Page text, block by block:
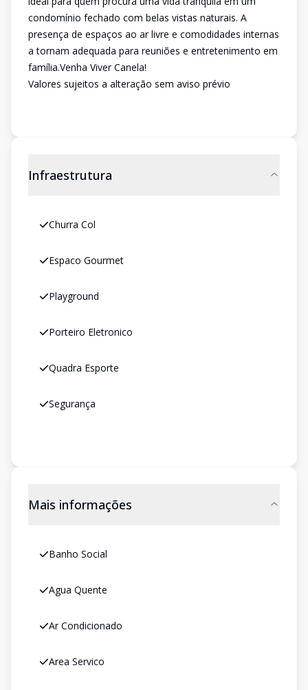
condomínio fechado com belas vistas naturais. A
presença de espaços ao ar livre e comodidades internas
a tornam adequada para reuniões e entretenimento em
família.Venha Viver Canela!
Valores sujeitos a alteração sem aviso prévio
Infraestrutura
Churra Col
Espaco Gourmet
Playground
Porteiro Eletronico
Quadra Esporte
Segurança
Mais informações
Banho Social
Agua Quente
Ar Condicionado
Area Servico